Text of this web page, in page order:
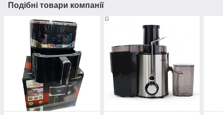
Подібні товари компанії